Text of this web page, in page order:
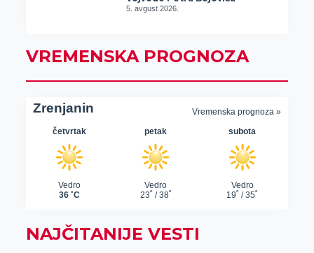
5. avgust 2026.
VREMENSKA PROGNOZA
NAJČITANIJE VESTI